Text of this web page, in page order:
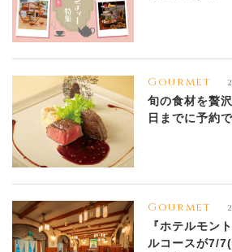
Gourmet
旬の食材を贅
日までに予約
Gourmet
『ホテルモン
ルコースが7/